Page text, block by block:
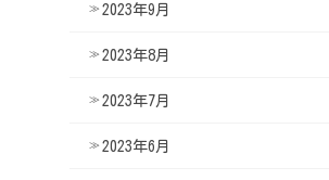
2023年9月
2023年8月
2023年7月
2023年6月